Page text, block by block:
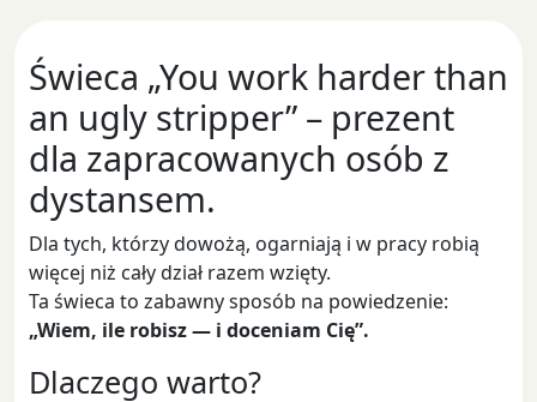
Świeca „You work harder than
an ugly stripper” – prezent
dla zapracowanych osób z
dystansem.
Dla tych, którzy dowożą, ogarniają i w pracy robią
więcej niż cały dział razem wzięty.
Ta świeca to zabawny sposób na powiedzenie:
„Wiem, ile robisz — i doceniam Cię”.
Dlaczego warto?